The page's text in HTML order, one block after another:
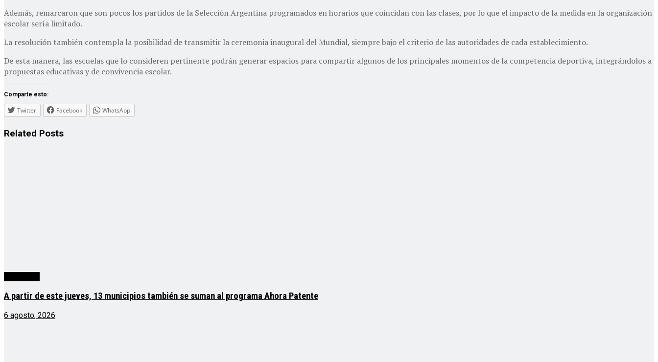
Además, remarcaron que son pocos los partidos de la Selección Argentina programados en horarios que coincidan con las clases, por lo que el impacto de la medida en la organización
escolar sería limitado.
La resolución también contempla la posibilidad de transmitir la ceremonia inaugural del Mundial, siempre bajo el criterio de las autoridades de cada establecimiento.
De esta manera, las escuelas que lo consideren pertinente podrán generar espacios para compartir algunos de los principales momentos de la competencia deportiva, integrándolos a
propuestas educativas y de convivencia escolar.
Comparte esto:
Twitter Facebook WhatsApp
Related Posts
A partir de este jueves, 13 municipios también se suman al programa Ahora Patente
6 agosto, 2026